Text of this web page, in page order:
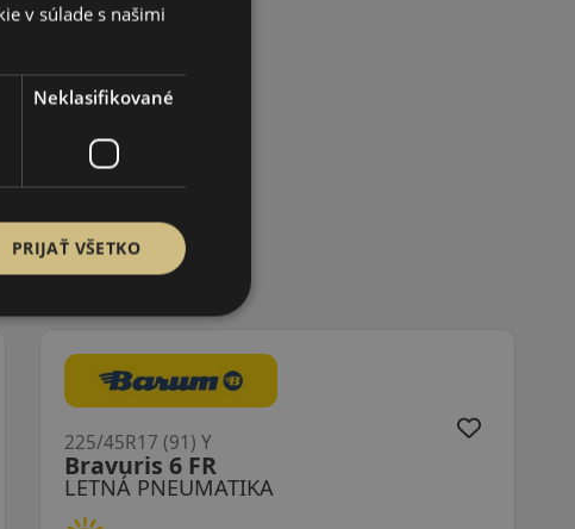
LETNÁ PNEUMATIKA
Bravuris 6 FR
225/45R17 (91) Y
v súlade s našimi
Neklasifikované
PRIJAŤ VŠETKO